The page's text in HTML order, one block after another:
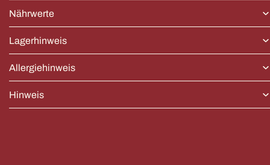
Nährwerte
Lagerhinweis
Allergiehinweis
Hinweis